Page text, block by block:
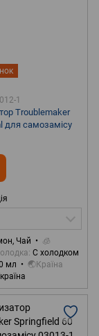
1
Troublemaker
для самозамісу
Чай
🧊
С холодком
мл
🌏Країна